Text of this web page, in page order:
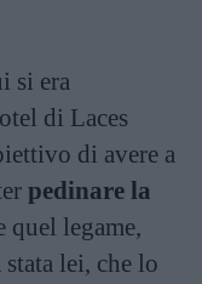
si era
di Laces
di avere a
pedinare la
quel legame,
lei, che lo